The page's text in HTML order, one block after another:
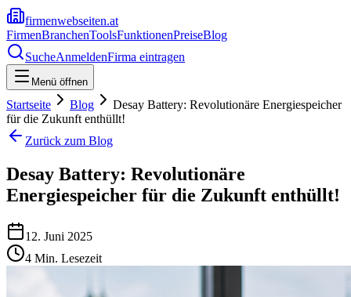
firmenwebseiten.at
FirmenBranchenToolsFunktionenPreiseBlog
SucheAnmeldenFirma eintragen
Menü öffnen
Startseite Blog
Desay Battery: Revolutionäre Energiespeicher
für die Zukunft enthüllt!
Zurück zum Blog
Desay Battery: Revolutionäre
Energiespeicher für die Zukunft enthüllt!
12. Juni 2025
4 Min. Lesezeit